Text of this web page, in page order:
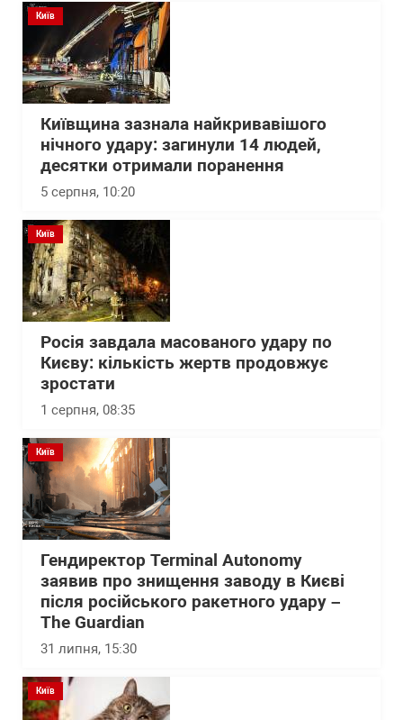
Київ
Київщина зазнала найкривавішого
нічного удару: загинули 14 людей,
десятки отримали поранення
5 серпня, 10:20
Київ
Росія завдала масованого удару по
Києву: кількість жертв продовжує
зростати
1 серпня, 08:35
Київ
Гендиректор Terminal Autonomy
заявив про знищення заводу в Києві
після російського ракетного удару –
The Guardian
31 липня, 15:30
Київ